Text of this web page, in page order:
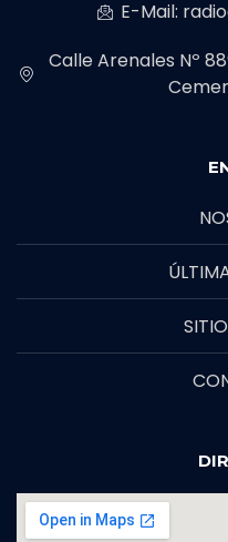
E-Mail:
Calle Arenales Nº